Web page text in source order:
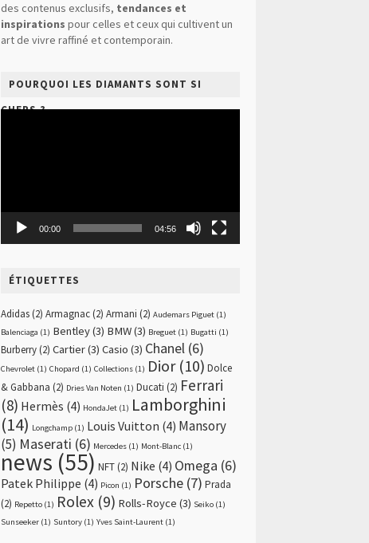
des contenus exclusifs, tendances et
inspirations pour celles et ceux qui cultivent un
art de vivre raffiné et contemporain.
POURQUOI LES DIAMANTS SONT SI
CHERS ?
00:00 04:56
ÉTIQUETTES
Adidas(2) Armagnac(2) Armani (2) Audemars Piguet (1)
Balenciaga (1) Bentley(3) BMW(3) Breguet (1) Bugatti (1)
Burberry(2) Cartier(3) Casio (3) Chanel (6)
Chevrolet (1) Chopard (1) Collections (1) Dior(10) Dolce
& Gabbana (2) Dries Van Noten (1) Ducati (2) Ferrari
(8) Hermès (4) HondaJet (1) Lamborghini
(14) Longchamp (1) Louis Vuitton (4) Mansory
(5) Maserati (6) Mercedes (1) Mont-Blanc (1)
news (55) NFT(2) Nike (4) Omega (6)
Patek Philippe (4) Picon (1) Porsche (7) Prada
(2) Repetto (1) Rolex (9) Rolls-Royce (3) Seiko (1)
Sunseeker (1) Suntory (1) Yves Saint-Laurent (1)